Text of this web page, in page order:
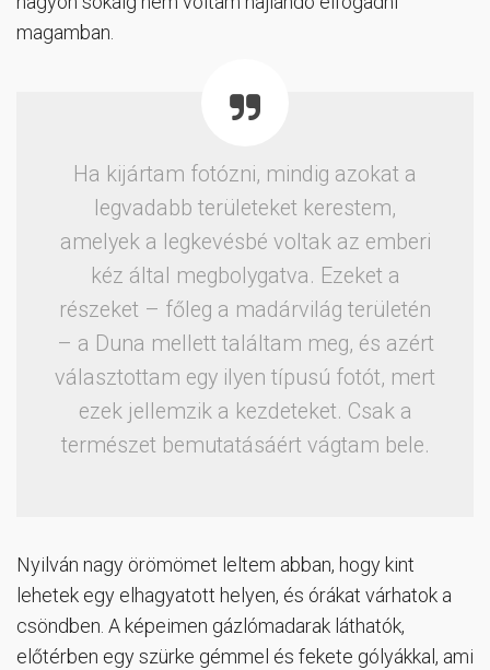
magamban.
Ha kijártam fotózni, mindig azokat a
legvadabb területeket kerestem,
amelyek a legkevésbé voltak az emberi
kéz által megbolygatva. Ezeket a
részeket – főleg a madárvilág területén
– a Duna mellett találtam meg, és azért
választottam egy ilyen típusú fotót, mert
ezek jellemzik a kezdeteket. Csak a
természet bemutatásáért vágtam bele.
Nyilván nagy örömömet leltem abban, hogy kint
lehetek egy elhagyatott helyen, és órákat várhatok a
csöndben. A képeimen gázlómadarak láthatók,
előtérben egy szürke gémmel és fekete gólyákkal, ami